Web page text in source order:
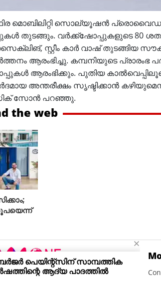
മൊബിലിറ്റി സൊല്യൂഷന്‍ പ്രൊവൈഡര്‍
തുടങ്ങും. വര്‍ക്ക്ഷോപ്പുകളുടെ 80
സ്റ്റീം കാര്‍ വാഷ്
ആരംഭിച്ചു. കമ്പനിയുടെ പ്രാരംഭ
ആരംഭിക്കും. പുതിയ
അന്തരീക്ഷം സൃഷ്ടിക്കാന്‍
സോന്‍ പറഞ്ഞു.
the web